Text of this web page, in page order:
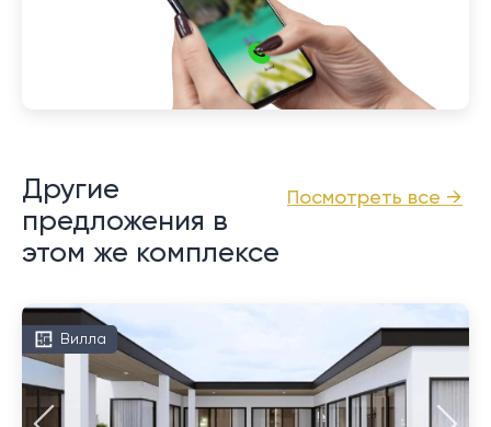
Посмотреть все →
Другие
предложения в
этом же комплексе
Вилла